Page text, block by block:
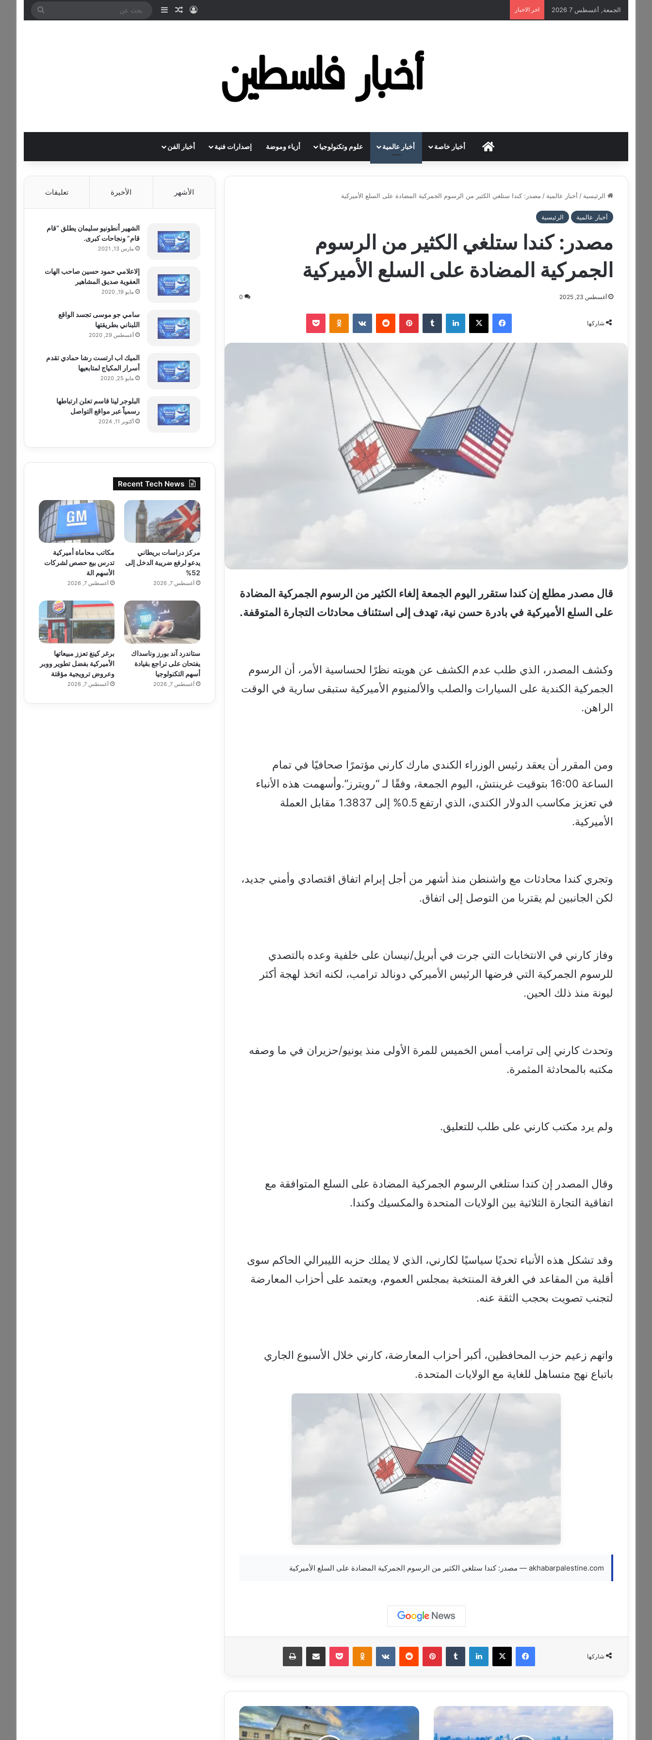
الجمعة, أغسطس 7 2026 اخر الاخبار تسجيل الدخول
مقال عشوائي
إضافة عمود جانبي
HOMEأخبار خاصة أخبار عالمية علوم وتكنولوجيا أزياء وموضة إصدارات فنية أخبار الفن
الرئيسية / أخبار عالمية / مصدر: كندا ستلغي الكثير من الرسوم الجمركية المضادة على السلع الأميركية
أخبار عالمية الرئيسية
مصدر: كندا ستلغي الكثير من الرسوم
الجمركية المضادة على السلع الأميركية
أغسطس 23, 2025 0
شاركها
فيسبوك ‫X لينكدإن ‏Tumblr بينتيريست ‏Reddit
‏VKontakte
Odnoklassniki
‫Pocket
قال مصدر مطلع إن كندا ستقرر اليوم الجمعة إلغاء الكثير من الرسوم الجمركية المضادة
على السلع الأميركية في بادرة حسن نية، تهدف إلى استئناف محادثات التجارة المتوقفة.
وكشف المصدر، الذي طلب عدم الكشف عن هويته نظرًا لحساسية الأمر، أن الرسوم
الجمركية الكندية على السيارات والصلب والألمنيوم الأميركية ستبقى سارية في الوقت
الراهن.
ومن المقرر أن يعقد رئيس الوزراء الكندي مارك كارني مؤتمرًا صحافيًا في تمام
الساعة 16:00 بتوقيت غرينتش، اليوم الجمعة، وفقًا لـ “رويترز”.وأسهمت هذه الأنباء
في تعزيز مكاسب الدولار الكندي، الذي ارتفع 0.5% إلى 1.3837 مقابل العملة
الأميركية.
وتجري كندا محادثات مع واشنطن منذ أشهر من أجل إبرام اتفاق اقتصادي وأمني جديد،
لكن الجانبين لم يقتربا من التوصل إلى اتفاق.
وفاز كارني في الانتخابات التي جرت في أبريل/نيسان على خلفية وعده بالتصدي
للرسوم الجمركية التي فرضها الرئيس الأميركي دونالد ترامب، لكنه اتخذ لهجة أكثر
ليونة منذ ذلك الحين.
وتحدث كارني إلى ترامب أمس الخميس للمرة الأولى منذ يونيو/حزيران في ما وصفه
مكتبه بالمحادثة المثمرة.
ولم يرد مكتب كارني على طلب للتعليق.
وقال المصدر إن كندا ستلغي الرسوم الجمركية المضادة على السلع المتوافقة مع
اتفاقية التجارة الثلاثية بين الولايات المتحدة والمكسيك وكندا.
وقد تشكل هذه الأنباء تحديًا سياسيًا لكارني، الذي لا يملك حزبه الليبرالي الحاكم سوى
أقلية من المقاعد في الغرفة المنتخبة بمجلس العموم، ويعتمد على أحزاب المعارضة
لتجنب تصويت بحجب الثقة عنه.
واتهم زعيم حزب المحافظين، أكبر أحزاب المعارضة، كارني خلال الأسبوع الجاري
باتباع نهج متساهل للغاية مع الولايات المتحدة.
akhabarpalestine.com — مصدر: كندا ستلغي الكثير من الرسوم الجمركية المضادة على السلع الأميركية
شاركها
فيسبوك ‫X لينكدإن ‏Tumblr بينتيريست ‏Reddit
‏VKontakte
Odnoklassniki
‫Pocket مشاركة عبر البريد طباعة
ز
ي
ر
الأشهر الأخيرة تعليقات
الشهير أنطونيو سليمان يطلق “قام
قام” ونجاحات كبرى.
مارس 13, 2021
إلاعلامي حمود حسين صاحب الهات
العفوية صديق المشاهير
مايو 19, 2020
سامي جو موسى تجسد الواقع
اللبناني بطريقتها
أغسطس 29, 2020
الميك اب ارتست رشا حمادي تقدم
أسرار المكياج لمتابعيها
مايو 25, 2020
البلوجر لينا قاسم تعلن ارتباطها
رسمياً عبر مواقع التواصل
أكتوبر 11, 2024
Recent Tech News
مركز دراسات بريطاني
يدعو لرفع ضريبة الدخل إلى
52%
أغسطس 7, 2026
مكاتب محاماة أميركية
تدرس بيع حصص لشركات
الأسهم الة
أغسطس 7, 2026
ستاندرد آند بورز وناسداك
يفتحان على تراجع بقيادة
أسهم التكنولوجيا
أغسطس 7, 2026
برغر كينغ تعزز مبيعاتها
الأميركية بفضل تطوير ووبر
وعروض ترويجية مؤقتة
أغسطس 7, 2026